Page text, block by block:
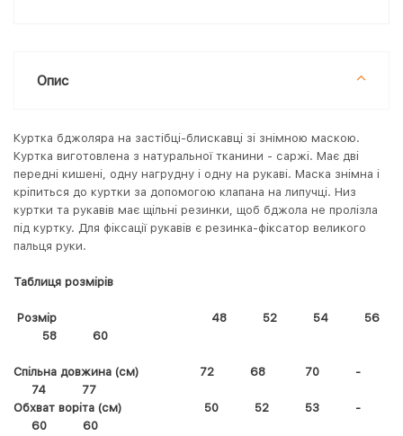
Опис
Куртка бджоляра на застібці-блискавці зі знімною маскою.
Куртка виготовлена з натуральної тканини - саржі. Має дві
передні кишені, одну нагрудну і одну на рукаві. Маска знімна і
кріпиться до куртки за допомогою клапана на липучці. Низ
куртки та рукавів має щільні резинки, щоб бджола не пролізла
під куртку. Для фіксації рукавів є резинка-фіксатор великого
пальця руки.
Таблиця розмірів
Розмір 48 52 54 56
58 60
Спільна довжина (см) 72 68 70 -
74 77
Обхват воріта (см) 50 52 53 -
60 60